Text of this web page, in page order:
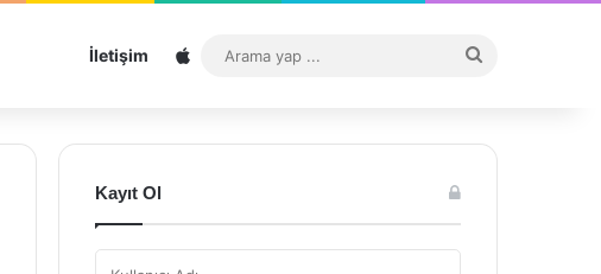
İletişim Sitemap
...
Kayıt Ol